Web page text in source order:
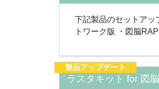
下記製品のセットアッ
トワーク版 ・図脳
製品アップデート
ラスタキット for 図